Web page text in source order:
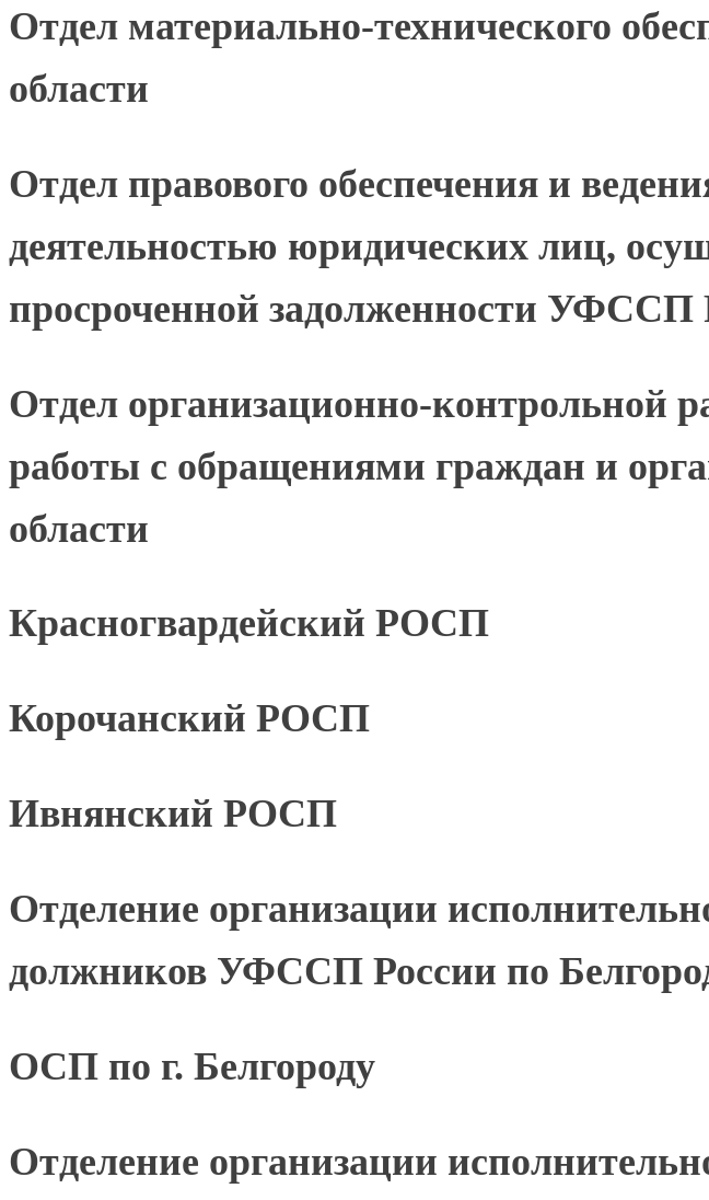
Отдел материально-технического
области
Отдел правового обеспечения и
деятельностью юридических лиц,
просроченной задолженности УФССП
Отдел организационно-контрольной
работы с обращениями граждан и
области
Красногвардейский РОСП
Корочанский РОСП
Ивнянский РОСП
Отделение организации
должников УФССП России по
ОСП по г. Белгороду
Отделение организации